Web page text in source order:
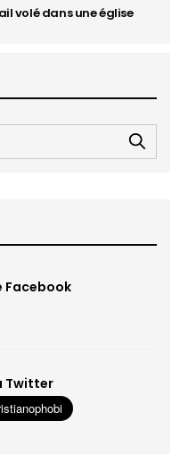
volé dans une église
Facebook
Twitter